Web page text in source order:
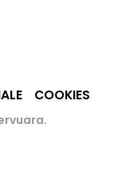
COOKIES